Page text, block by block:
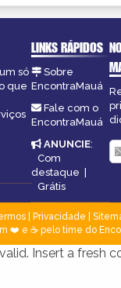
só
que
LINKS RÁPIDOS
Sobre
EncontraMauá
Fale com o
EncontraMauá
ANUNCIE:
Com
destaque |
Grátis
| Privacidade
❤️ e ☕ pelo time do
Insert a fresh